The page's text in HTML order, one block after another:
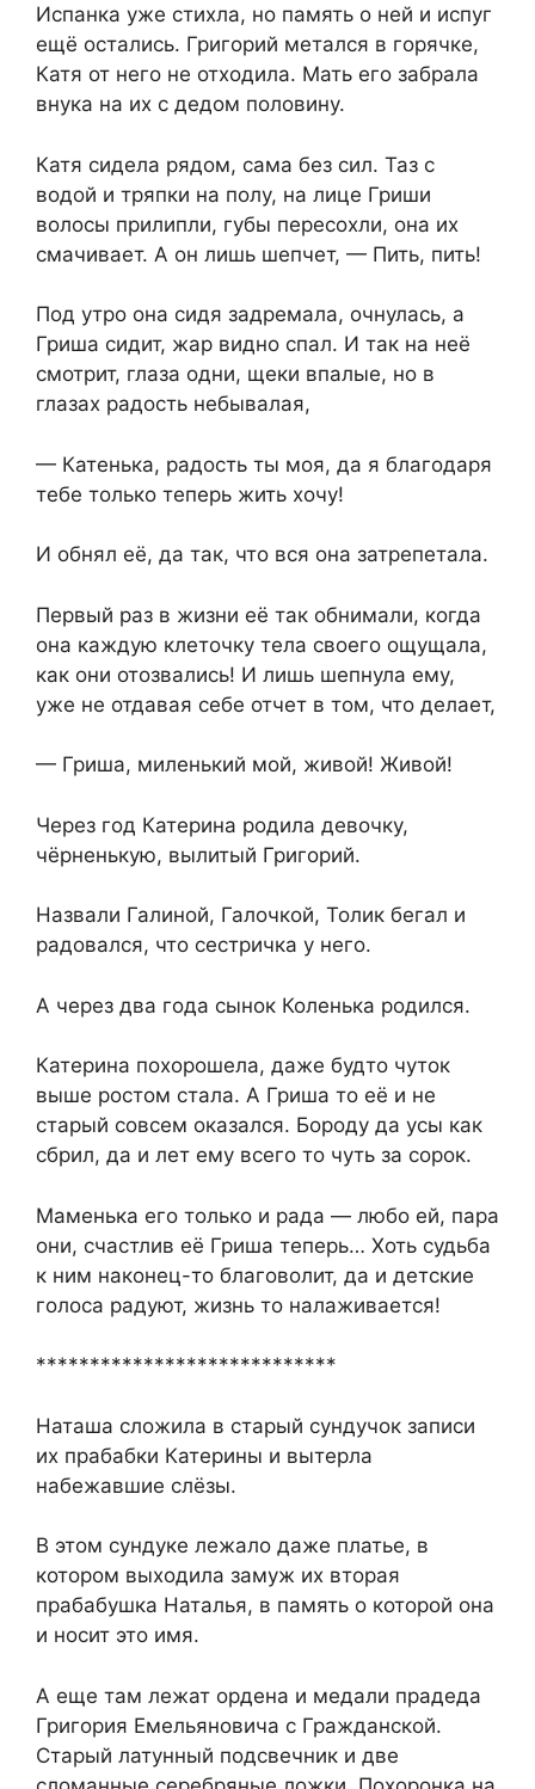
Испанка уже стихла, но память о ней и испуг
ещё остались. Григорий метался в горячке,
Катя от него не отходила. Мать его забрала
внука на их с дедом половину.
Катя сидела рядом, сама без сил. Таз с
водой и тряпки на полу, на лице Гриши
волосы прилипли, губы пересохли, она их
смачивает. А он лишь шепчет, — Пить, пить!
Под утро она сидя задремала, очнулась, а
Гриша сидит, жар видно спал. И так на неё
смотрит, глаза одни, щеки впалые, но в
глазах радость небывалая,
— Катенька, радость ты моя, да я благодаря
тебе только теперь жить хочу!
И обнял её, да так, что вся она затрепетала.
Первый раз в жизни её так обнимали, когда
она каждую клеточку тела своего ощущала,
как они отозвались! И лишь шепнула ему,
уже не отдавая себе отчет в том, что делает,
— Гриша, миленький мой, живой! Живой!
Через год Катерина родила девочку,
чёрненькую, вылитый Григорий.
Назвали Галиной, Галочкой, Толик бегал и
радовался, что сестричка у него.
А через два года сынок Коленька родился.
Катерина похорошела, даже будто чуток
выше ростом стала. А Гриша то её и не
старый совсем оказался. Бороду да усы как
сбрил, да и лет ему всего то чуть за сорок.
Маменька его только и рада — любо ей, пара
они, счастлив её Гриша теперь… Хоть судьба
к ним наконец-то благоволит, да и детские
голоса радуют, жизнь то налаживается!
****************************
Наташа сложила в старый сундучок записи
их прабабки Катерины и вытерла
набежавшие слёзы.
В этом сундуке лежало даже платье, в
котором выходила замуж их вторая
прабабушка Наталья, в память о которой она
и носит это имя.
А еще там лежат ордена и медали прадеда
Григория Емельяновича с Гражданской.
Старый латунный подсвечник и две